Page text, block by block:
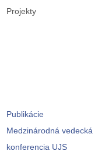
Projekty
Publikácie
Medzinárodná vedecká
konferencia UJS